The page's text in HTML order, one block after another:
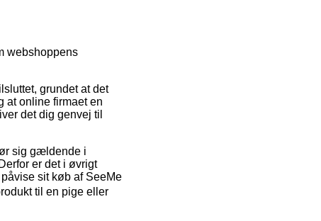
webshoppens
grundet at det
at online firmaet en
det dig genvej til
sig gældende i
er det i øvrigt
sit køb af SeeMe
til en pige eller